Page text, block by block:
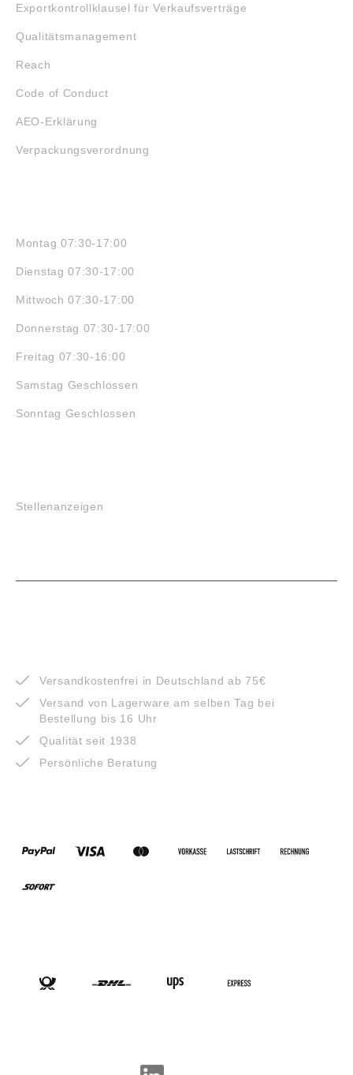
Exportkontrollklausel für Verkaufsverträge
Qualitätsmanagement
Reach
Code of Conduct
AEO-Erklärung
Verpackungsverordnung
Montag 07:30-17:00
Dienstag 07:30-17:00
Mittwoch 07:30-17:00
Donnerstag 07:30-17:00
Freitag 07:30-16:00
Samstag Geschlossen
Sonntag Geschlossen
Stellenanzeigen
Versandkostenfrei in Deutschland ab 75€
Versand von Lagerware am selben Tag bei
Bestellung bis 16 Uhr
Qualität seit 1938
Persönliche Beratung